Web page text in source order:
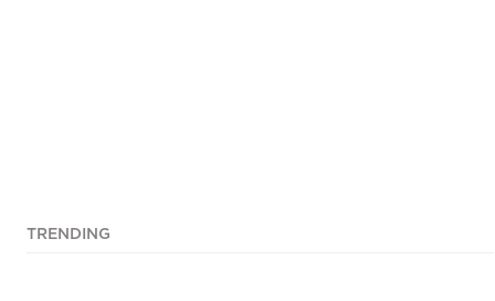
TRENDING